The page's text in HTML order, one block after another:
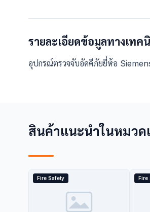
รายละเอียดข้อมูลทางเทค
อุปกรณ์ตรวจจับอัคคีภัยยี่ห้อ
สินค้าแนะนำในหมวด
Fire Safety Fire